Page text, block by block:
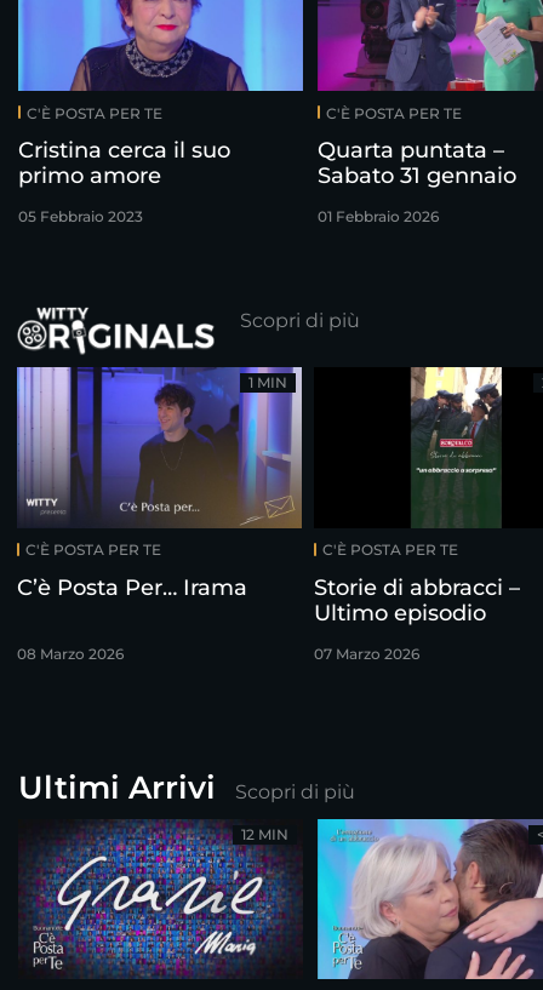
C'È POSTA PER TE
Cristina cerca il suo
primo amore
05 Febbraio 2023
C'È POSTA PER TE
Quarta puntata –
Sabato 31 gennaio
01 Febbraio 2026
Scopri di più
C'È POSTA PER TE
C’è Posta Per… Irama
08 Marzo 2026
1 MIN
C'È POSTA PER TE
Storie di abbracci –
Ultimo episodio
07 Marzo 2026
Ultimi Arrivi Scopri di più
12 MIN